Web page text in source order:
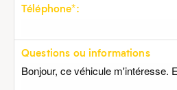
Téléphone*:
Questions ou informations